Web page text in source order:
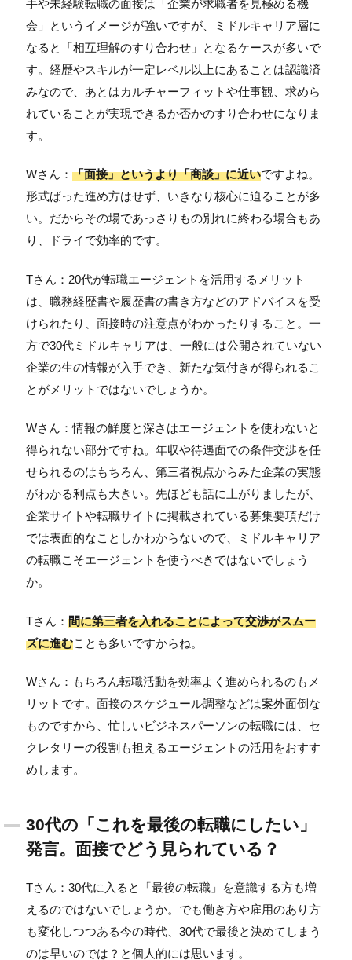
手や未経験転職の面接は「企業が求職者を見極める機
会」というイメージが強いですが、ミドルキャリア層に
なると「相互理解のすり合わせ」となるケースが多いで
す。経歴やスキルが一定レベル以上にあることは認識済
みなので、あとはカルチャーフィットや仕事観、求めら
れていることが実現できるか否かのすり合わせになりま
す。
Wさん：「面接」というより「商談」に近いですよね。
形式ばった進め方はせず、いきなり核心に迫ることが多
い。だからその場であっさりもの別れに終わる場合もあ
り、ドライで効率的です。
Tさん：20代が転職エージェントを活用するメリット
は、職務経歴書や履歴書の書き方などのアドバイスを受
けられたり、面接時の注意点がわかったりすること。一
方で30代ミドルキャリアは、一般には公開されていない
企業の生の情報が入手でき、新たな気付きが得られるこ
とがメリットではないでしょうか。
Wさん：情報の鮮度と深さはエージェントを使わないと
得られない部分ですね。年収や待遇面での条件交渉を任
せられるのはもちろん、第三者視点からみた企業の実態
がわかる利点も大きい。先ほども話に上がりましたが、
企業サイトや転職サイトに掲載されている募集要項だけ
では表面的なことしかわからないので、ミドルキャリア
の転職こそエージェントを使うべきではないでしょう
か。
Tさん：間に第三者を入れることによって交渉がスムー
ズに進むことも多いですからね。
Wさん：もちろん転職活動を効率よく進められるのもメ
リットです。面接のスケジュール調整などは案外面倒な
ものですから、忙しいビジネスパーソンの転職には、セ
クレタリーの役割も担えるエージェントの活用をおすす
めします。
30代の「これを最後の転職にしたい」
発言。面接でどう見られている？
Tさん：30代に入ると「最後の転職」を意識する方も増
えるのではないでしょうか。でも働き方や雇用のあり方
も変化しつつある今の時代、30代で最後と決めてしまう
のは早いのでは？と個人的には思います。